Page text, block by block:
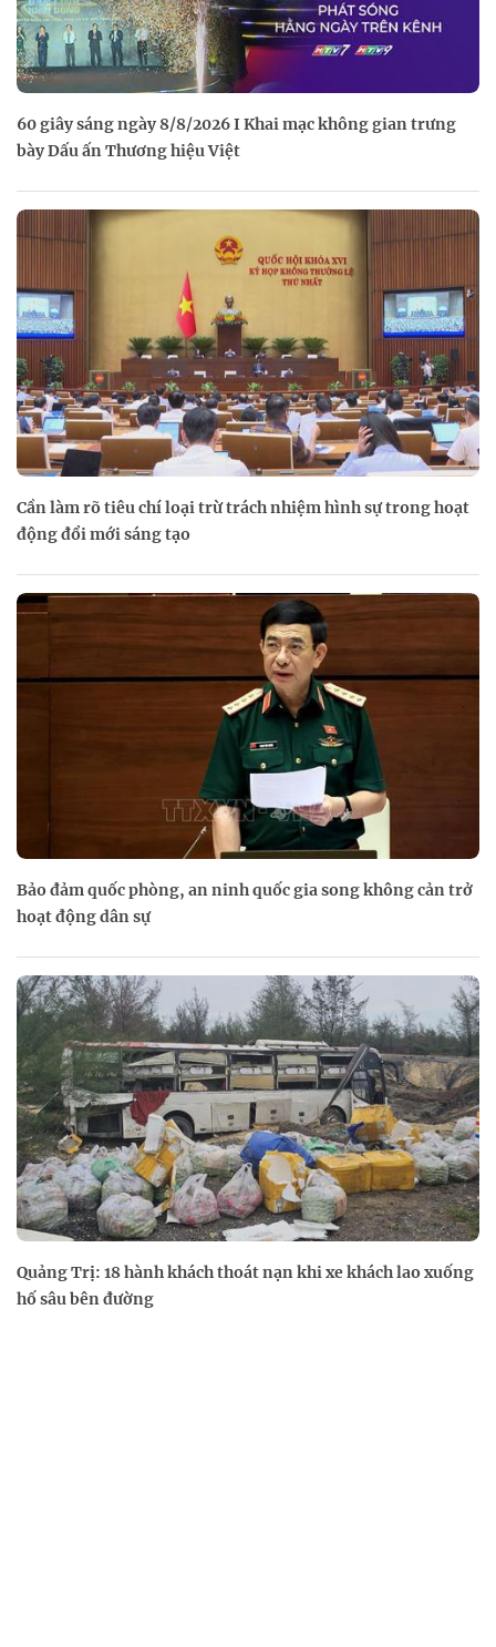
60 giây sáng ngày 8/8/2026 I Khai mạc không gian trưng
bày Dấu ấn Thương hiệu Việt
Cần làm rõ tiêu chí loại trừ trách nhiệm hình sự trong hoạt
động đổi mới sáng tạo
Bảo đảm quốc phòng, an ninh quốc gia song không cản trở
hoạt động dân sự
Quảng Trị: 18 hành khách thoát nạn khi xe khách lao xuống
hố sâu bên đường